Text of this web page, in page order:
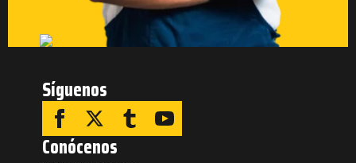
Síguenos
Conócenos